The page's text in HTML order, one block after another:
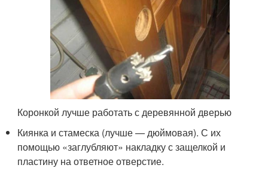
Коронкой лучше работать с деревянной дверью
Киянка и стамеска (лучше — дюймовая). С их
помощью «заглубляют» накладку с защелкой и
пластину на ответное отверстие.